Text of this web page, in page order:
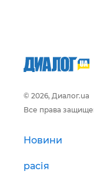
© 2026, Диалог.ua
Все права
Новини
расія